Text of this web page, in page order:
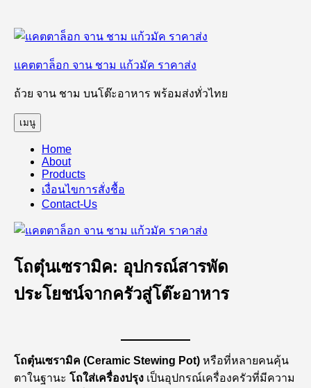
ข้าม
ยัง
บทความ
แคตตาล็อก จาน ชาม แก้วมัค ราคาส่ง
ถ้วย จาน ชาม บนโต๊ะอาหาร พร้อมส่งทั่วไทย
เมนู
Home
About
Products
เงื่อนไขการสั่งชื้อ
Contact-Us
โถตุ๋นเซรามิค: อุปกรณ์สารพัด
ประโยชน์จากครัวสู่โต๊ะอาหาร
โถตุ๋นเซรามิค (Ceramic Stewing Pot) หรือที่หลายคนคุ้น
ตาในฐานะ โถใส่เครื่องปรุง เป็นอุปกรณ์เครื่องครัวที่มีความ